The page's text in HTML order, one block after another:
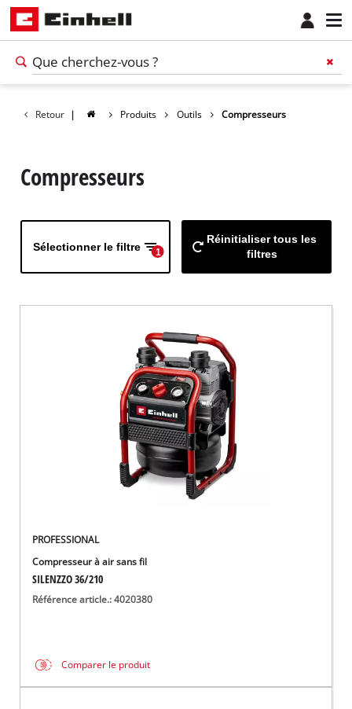
Retour | Produits Outils Compresseurs
Compresseurs
Sélectionner le filtre 1
Réinitialiser tous les
filtres
PROFESSIONAL
Compresseur à air sans fil
SILENZZO 36/210
Référence article.: 4020380
Comparer le produit